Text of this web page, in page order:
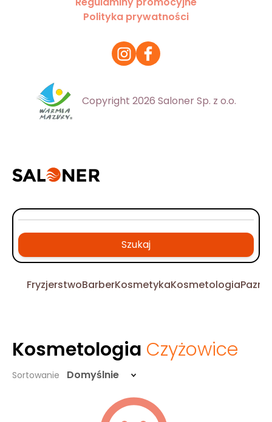
Polityka prywatności
Copyright 2026 Saloner Sp. z o.o.
Szukaj
FryzjerstwoBarberKosmetykaKosmetologia
Kosmetologia Czyżowice
Sortowanie Domyślnie